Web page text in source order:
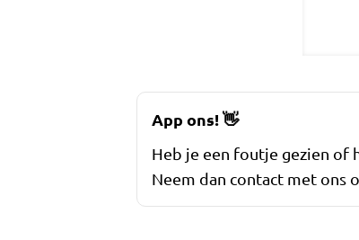
App ons!👋
Heb je een foutje gezien of
Neem dan contact met ons